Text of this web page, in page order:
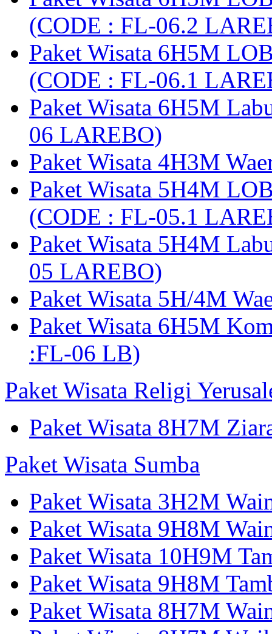
(CODE : FL-06.2
Paket Wisata 6H5M
(CODE : FL-06.1
Paket Wisata 6H5M
06 LAREBO)
Paket Wisata 4H3M
Paket Wisata 5H4M
(CODE : FL-05.1
Paket Wisata 5H4M
05 LAREBO)
Paket Wisata 5H/4M
Paket Wisata 6H5M
:FL-06 LB)
Paket Wisata Religi
Paket Wisata 8H7M
Paket Wisata Sumba
Paket Wisata 3H2M
Paket Wisata 9H8M
Paket Wisata 10H9M
Paket Wisata 9H8M
Paket Wisata 8H7M